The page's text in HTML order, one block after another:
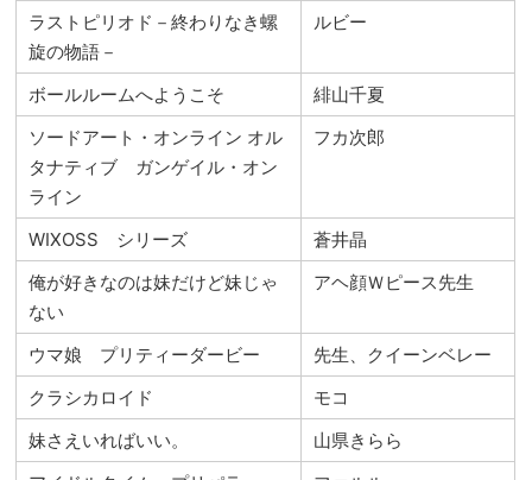
ラストピリオド－終わりなき螺
旋の物語－
ルビー
ボールルームへようこそ
緋山千夏
ソードアート・オンライン オル
タナティブ ガンゲイル・オン
ライン
フカ次郎
WIXOSS シリーズ
蒼井晶
俺が好きなのは妹だけど妹じゃ
ない
アヘ顔Ｗピース先生
ウマ娘 プリティーダービー
先生、クイーンベレー
クラシカロイド
モコ
妹さえいればいい。
山県きらら